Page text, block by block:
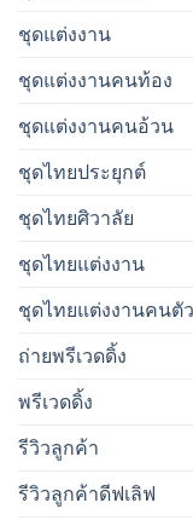
ชุดแต่งงาน
ชุดแต่งงานคนท้อง
ชุดแต่งงานคนอ้วน
ชุดไทยประยุกต์
ชุดไทยศิวาลัย
ชุดไทยแต่งงาน
ชุดไทยแต่งงานคนตัว
ถ่ายพรีเวดดิ้ง
พรีเวดดิ้ง
รีวิวลูกค้า
รีวิวลูกค้าดีฟเลิฟ